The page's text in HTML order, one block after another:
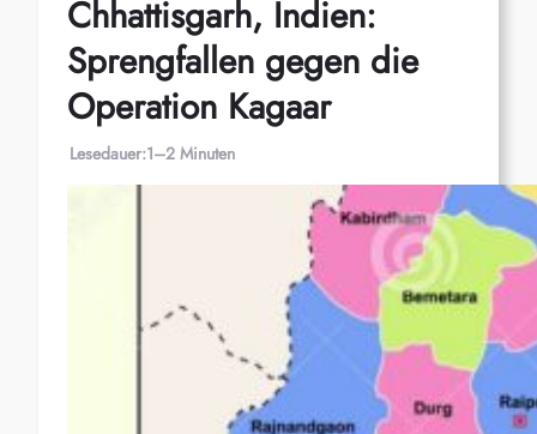
Chhattisgarh, Indien:
Sprengfallen gegen die
Operation Kagaar
Lesedauer:1–2 Minuten